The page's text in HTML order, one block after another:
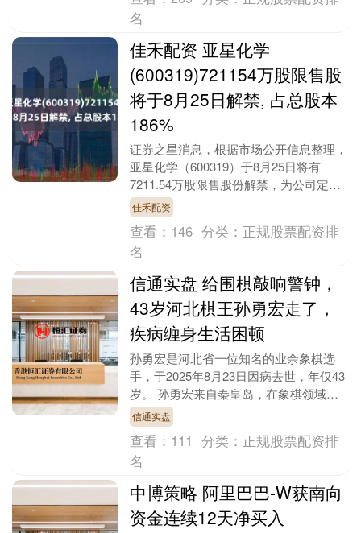
名
佳禾配资 亚星化学
(600319)721154万股限售股
将于8月25日解禁, 占总股本
186%
证券之星消息，根据市场公开信息整理，
亚星化学（600319）于8月25日将有
7211.54万股限售股份解禁，为公司定向
增发机构配售股份，占公司总股本
18.6%。....
佳禾配资
查看： 146 分类： 正规股票配资排
名
信通实盘 给围棋敲响警钟，
43岁河北棋王孙勇宏走了，
疾病缠身生活困顿
孙勇宏是河北省一位知名的业余象棋选
手，于2025年8月23日因病去世，年仅43
岁。 孙勇宏来自秦皇岛，在象棋领域有
显著成就，曾4次获得河北省象棋比赛冠
军，多次蝉....
信通实盘
查看： 111 分类： 正规股票配资排
名
中博策略 阿里巴巴-W获南向
资金连续12天净买入